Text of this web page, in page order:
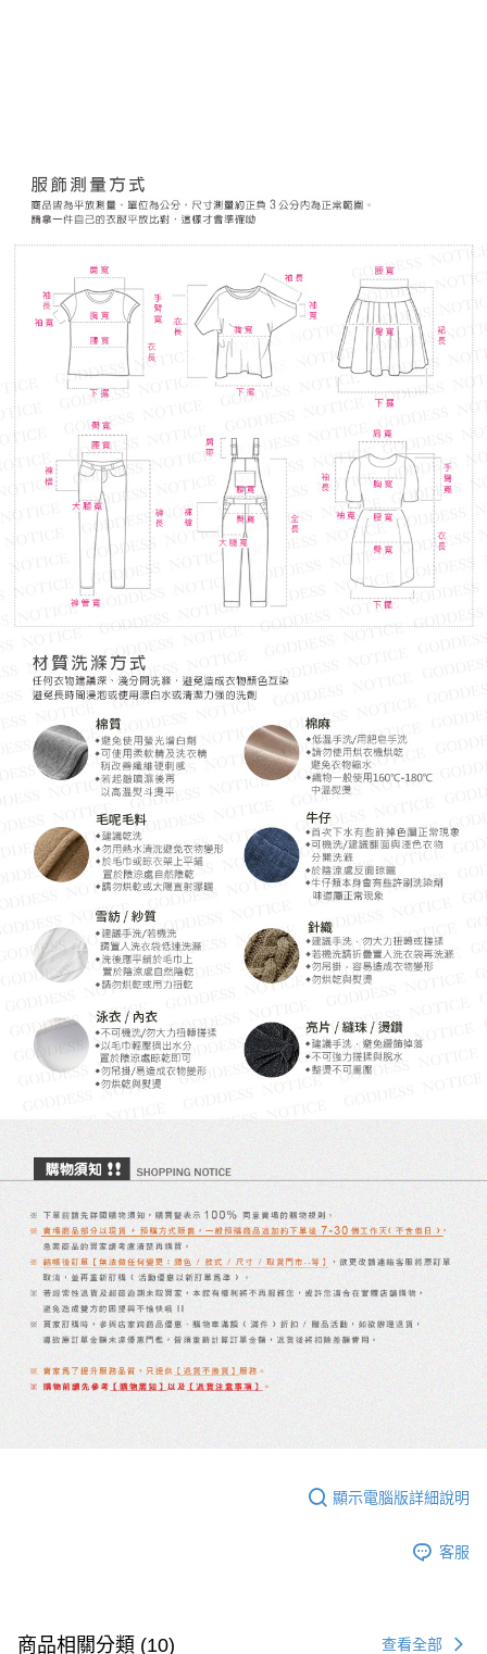
顯示電腦版詳細說明
客服
商品相關分類 (10) 查看全部